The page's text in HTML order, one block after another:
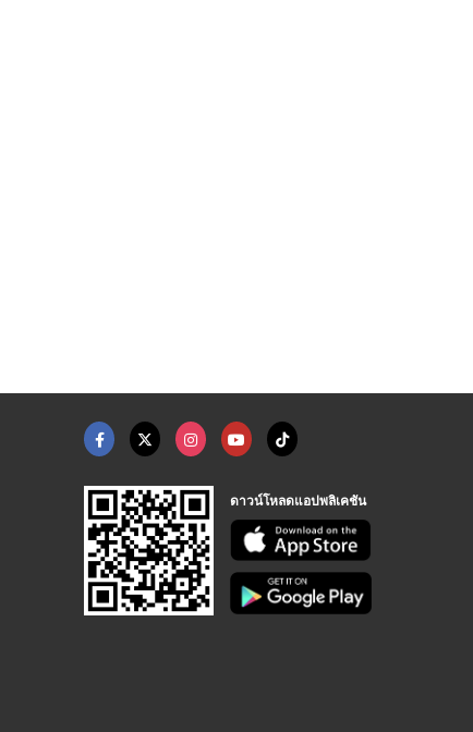
ดาวน์โหลดแอปพลิเคชัน